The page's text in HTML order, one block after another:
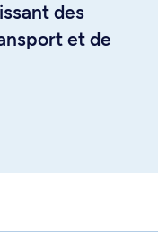
des
et de